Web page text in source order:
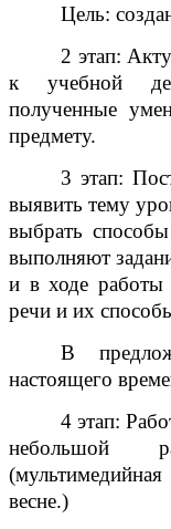
Цель:
2 этап:
к учебной
полученные
предмету.
3 этап:
выявить тему
выбрать
выполняют
и в ходе работы
речи и их
В
настоящего
4 этап:
небольшой
весне.)